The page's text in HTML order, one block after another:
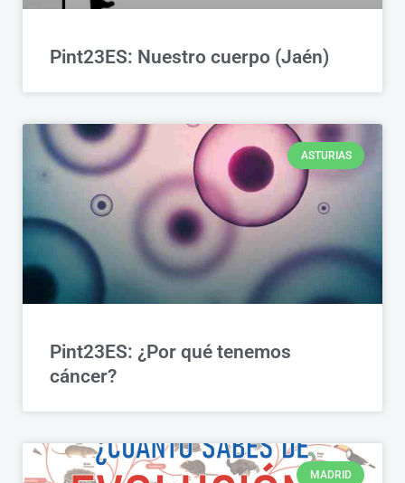
Pint23ES: Nuestro cuerpo (Jaén)
ASTURIAS
Pint23ES: ¿Por qué tenemos
cáncer?
MADRID